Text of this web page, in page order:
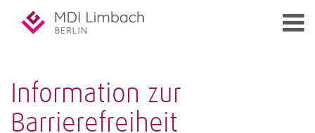
Information zur
Barrierefreiheit